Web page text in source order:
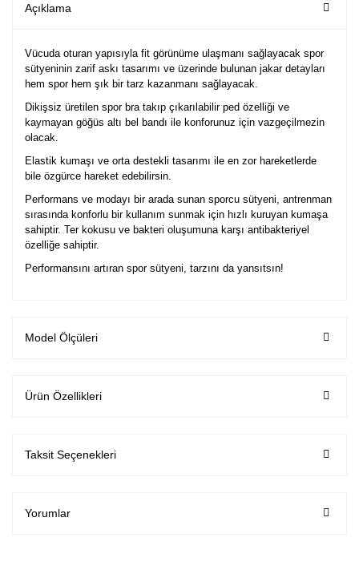
Açıklama
Vücuda oturan yapısıyla fit görünüme ulaşmanı sağlayacak spor
sütyeninin zarif askı tasarımı ve üzerinde bulunan jakar detayları
hem spor hem şık bir tarz kazanmanı sağlayacak.
Dikişsiz üretilen spor bra takıp çıkarılabilir ped özelliği ve
kaymayan göğüs altı bel bandı ile konforunuz için vazgeçilmezin
olacak.
Elastik kumaşı ve orta destekli tasarımı ile en zor hareketlerde
bile özgürce hareket edebilirsin.
Performans ve modayı bir arada sunan sporcu sütyeni, antrenman
sırasında konforlu bir kullanım sunmak için hızlı kuruyan kumaşa
sahiptir. Ter kokusu ve bakteri oluşumuna karşı antibakteriyel
özelliğe sahiptir.
Performansını artıran spor sütyeni, tarzını da yansıtsın!
Model Ölçüleri
Ürün Özellikleri
Taksit Seçenekleri
Yorumlar